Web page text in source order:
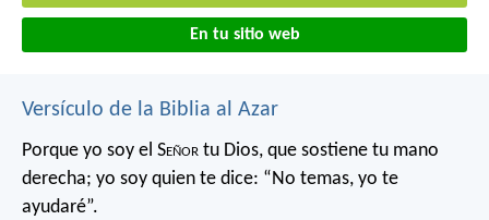
En tu sitio web
Versículo de la Biblia al Azar
Porque yo soy el Señor tu Dios, que sostiene tu mano
derecha; yo soy quien te dice: “No temas, yo te
ayudaré”.